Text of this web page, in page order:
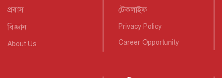
প্রবাস
বিজ্ঞান
About Us
টেকলাইফ
Privacy Policy
Career Opportunity